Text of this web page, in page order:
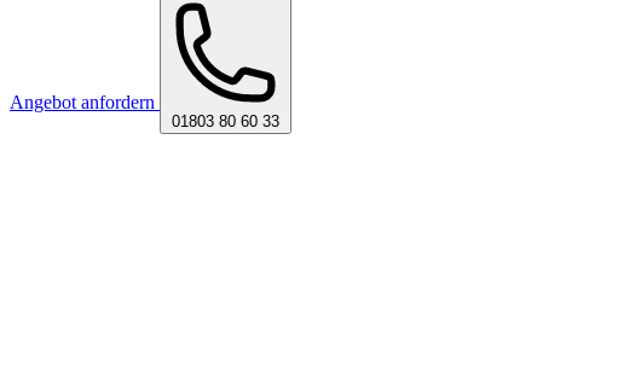
Angebot anfordern
01803 80 60 33